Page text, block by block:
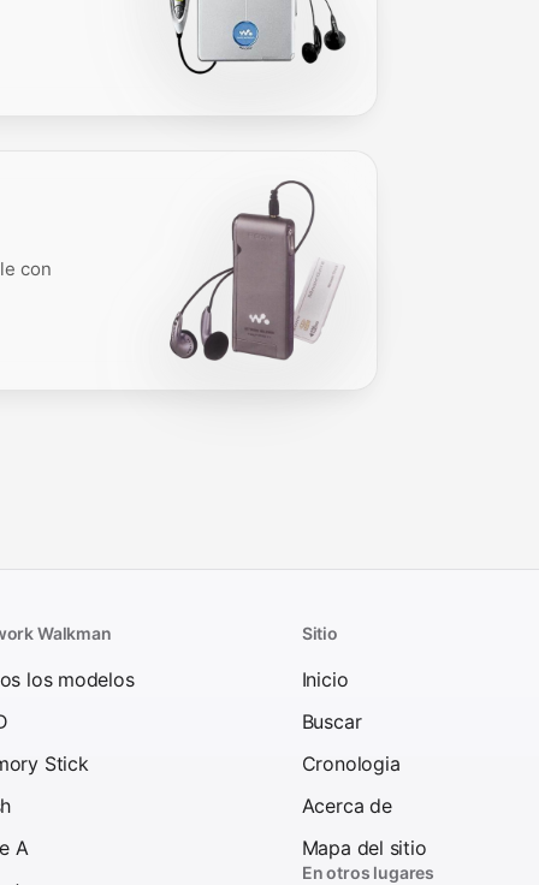
con
Walkman
los modelos
Stick
A
Sitio
Inicio
Buscar
Cronologia
Acerca de
Mapa del sitio
En otros lugares